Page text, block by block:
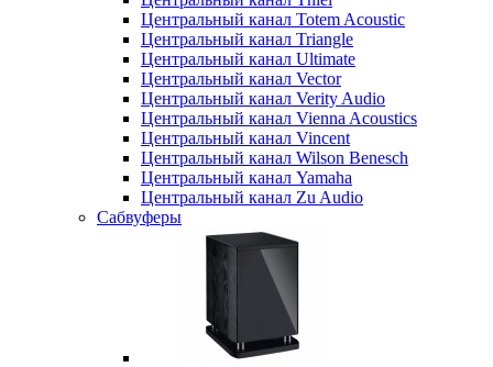
Центральный канал Totem Acoustic
Центральный канал Triangle
Центральный канал Ultimate
Центральный канал Vector
Центральный канал Verity Audio
Центральный канал Vienna Acoustics
Центральный канал Vincent
Центральный канал Wilson Benesch
Центральный канал Yamaha
Центральный канал Zu Audio
Сабвуферы